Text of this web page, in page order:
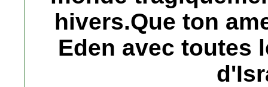
hivers.Que ton
Eden avec toutes